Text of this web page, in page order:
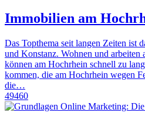
Immobilien am
Das Topthema seit langen Zeiten ist
und Konstanz. Wohnen und arbeiten
können am Hochrhein schnell zu
kommen, die am Hochrhein wegen
die…
49460